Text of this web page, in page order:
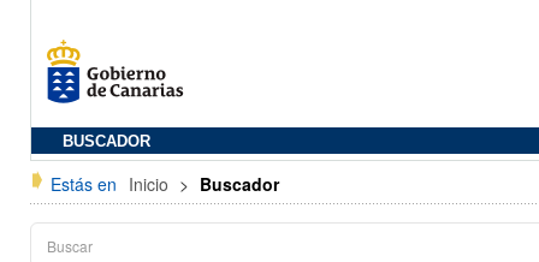
BUSCADOR
Estás en Inicio > Buscador